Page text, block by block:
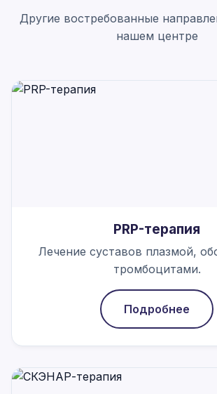
Другие востребованные
нашем центре
PRP-терапия
Лечение суставов плазмой,
тромбоцитами.
Подробнее